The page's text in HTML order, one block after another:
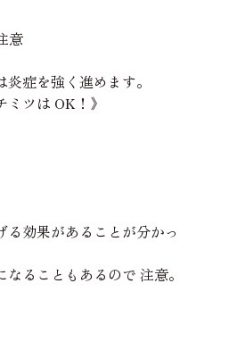
意
症を強く進めます。
ミツは OK！》
効果があることが分かっ
ることもあるので 注意。